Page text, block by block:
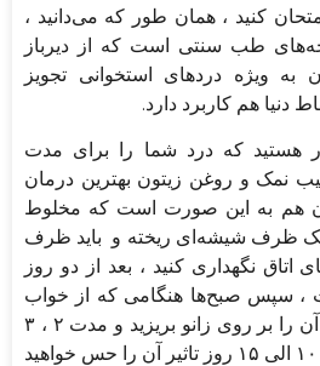
کنید ، همان طور که می‌دانید ،
طب سنتی است که از دیرباز
به ویژه درد‌های استخوانی تجویز
هم کاربرد دارد.
هستید که درد شما را برای مدت
نمک و روغن زیتون بهترین درمان
هم به این صورت است که مخلوط
یک ظرف شیشه‌ای ریخته و باید ظرف
نگهداری کنید ، بعد از دو روز
، سپس صبح‌ها هنگامی که از خواب
بیدار می‌شوید مقداری از آن را بر روی زانو بریزید و مدت ۲ ، ۳
دقیقه ماساژ دهید در طی ۱۰ الی ۱۵ روز تاثیر آن را حس خواهید